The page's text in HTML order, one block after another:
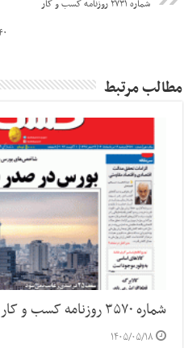
شماره ۲۷۳۱ روزنامه کسب و کار
مطالب مرتبط
شماره ۳۵۷۰ روزنامه کسب و کار
۱۴۰۵/۰۵/۱۸